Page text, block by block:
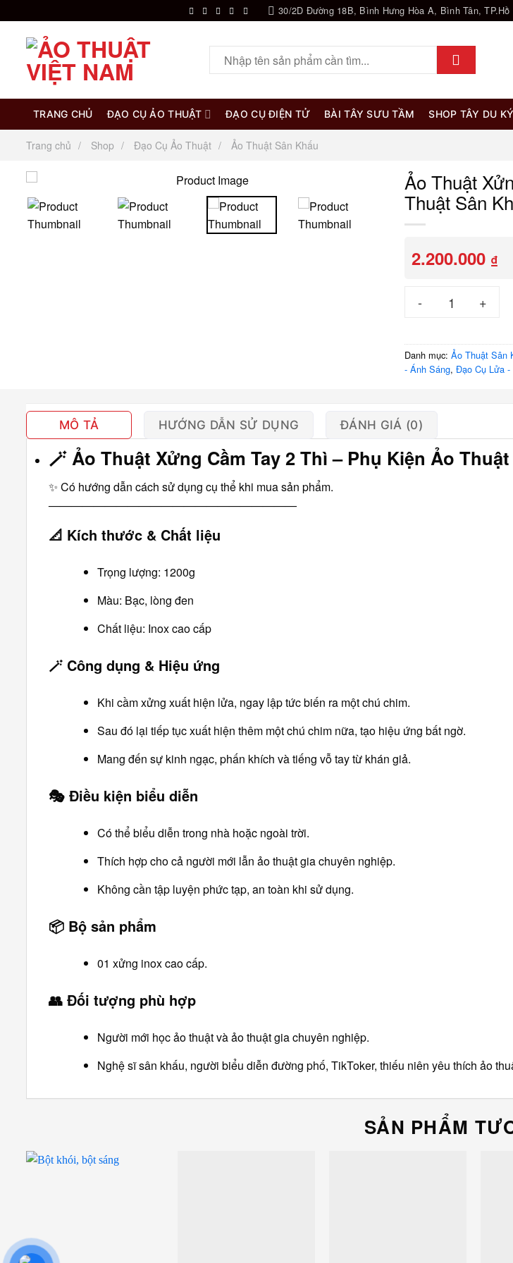
đến
30/2D Đường 18B, Bình Hưng Hòa A, Bình Tân,
kiếm:
TRANG CHỦ ĐẠO CỤ ẢO THUẬT ĐẠO CỤ ĐIỆN TỬ BÀI TÂY SƯU TẦM SHOP TÂY DU KÝ
Trang chủ Shop Đạo Cụ Ảo Thuật Ảo Thuật Sân Khấu
Ảo Thuật
Thuật Sân
2.200.000 ₫
Ảo Thuật Xửng Cầm
Danh mục: Ảo Thuật Sân
- Ánh Sáng, Đạo Cụ Lửa -
MÔ TẢ HƯỚNG DẪN SỬ DỤNG ĐÁNH GIÁ (0)
🪄Ảo Thuật Xửng Cầm Tay 2 Thì – Phụ Kiện Ảo
✨ Có hướng dẫn cách sử dụng cụ thể khi mua sản phẩm.
――――――――――――――――――――――
📐 Kích thước & Chất liệu
Trọng lượng: 1200g
Màu: Bạc, lòng đen
Chất liệu: Inox cao cấp
🪄 Công dụng & Hiệu ứng
Khi cầm xửng xuất hiện lửa, ngay lập tức biến ra một chú chim.
Sau đó lại tiếp tục xuất hiện thêm một chú chim nữa, tạo hiệu ứng bất ngờ.
Mang đến sự kinh ngạc, phấn khích và tiếng vỗ tay từ khán giả.
🎭 Điều kiện biểu diễn
Có thể biểu diễn trong nhà hoặc ngoài trời.
Thích hợp cho cả người mới lẫn ảo thuật gia chuyên nghiệp.
Không cần tập luyện phức tạp, an toàn khi sử dụng.
📦 Bộ sản phẩm
01 xửng inox cao cấp.
👥 Đối tượng phù hợp
Người mới học ảo thuật và ảo thuật gia chuyên nghiệp.
Nghệ sĩ sân khấu, người biểu diễn đường phố, TikToker, thiếu niên yêu thích ảo
SẢN PHẨM